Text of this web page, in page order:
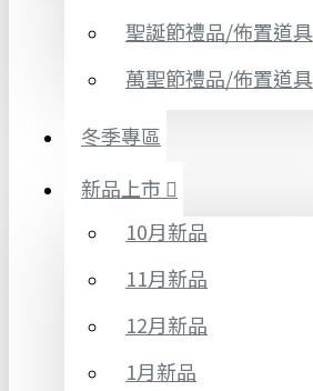
聖誕節禮品/佈置道具
萬聖節禮品/佈置道具
冬季專區
新品上市
10月新品
11月新品
12月新品
1月新品